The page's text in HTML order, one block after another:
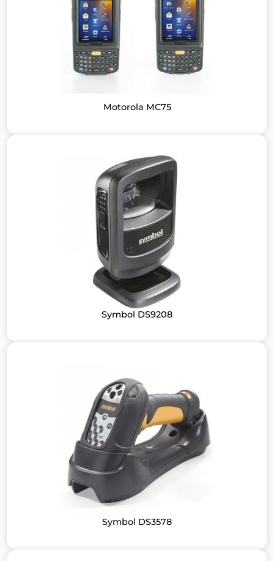
Motorola MC75
Symbol DS9208
Symbol DS3578